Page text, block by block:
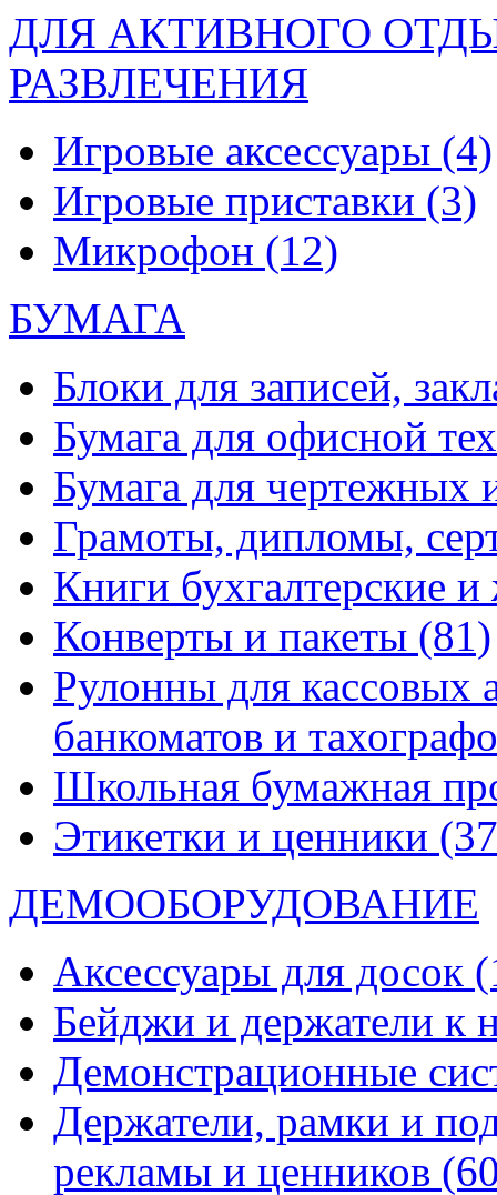
ДЛЯ АКТИВНОГО
РАЗВЛЕЧЕНИЯ
Игровые аксессуары (4)
Игровые приставки (3)
Микрофон (12)
БУМАГА
Блоки для записей,
Бумага для офисной
Бумага для чертежных
Грамоты, дипломы,
Книги бухгалтерские
Конверты и пакеты (81)
Рулонны для кассовых
банкоматов и
Школьная бумажная
Этикетки и ценники
ДЕМООБОРУДОВАНИЕ
Аксессуары для досок
Бейджи и держатели к
Демонстрационные
Держатели, рамки и
рекламы и ценников